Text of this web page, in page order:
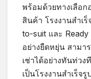
พร้อมด้วยทางเลือ
สินค้า โรงงานสำเ
to-suit และ
อย่างยืดหยุ่น สามา
เช่าได้อย่างทันท่วง
เป็นโรงงานสำเร็จ